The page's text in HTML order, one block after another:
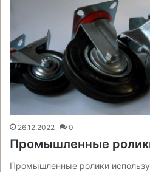
26.12.2022 0
Промышленные
Промышленные ролики